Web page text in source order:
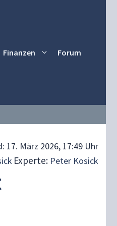
Finanzen Forum
17. März 2026, 17:49 Uhr
Experte: Peter Kosick